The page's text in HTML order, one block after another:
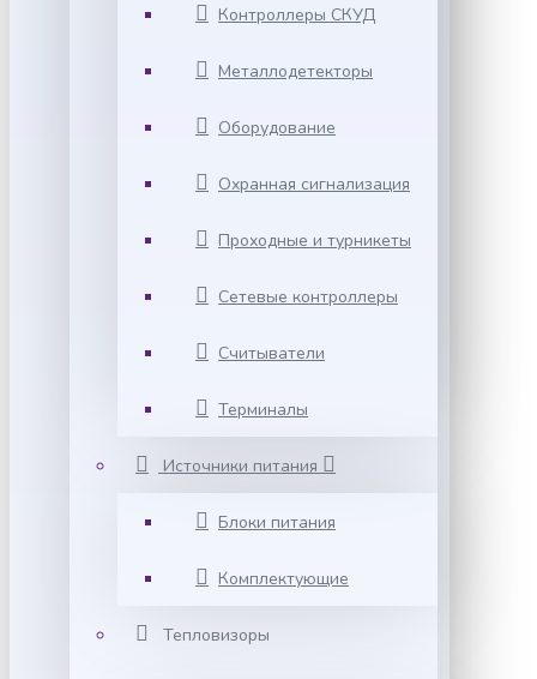
Контроллеры СКУД
Металлодетекторы
Оборудование
Охранная сигнализация
Проходные и турникеты
Сетевые контроллеры
Считыватели
Терминалы
Источники питания
Блоки питания
Комплектующие
Тепловизоры